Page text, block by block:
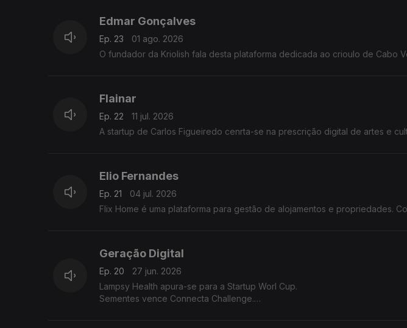
Edmar Gonçalves
Ep. 23
01 ago. 2026
O fundador da Kriolish fala desta plataforma dedicada ao crioulo de Cabo
Flainar
Ep. 22
11 jul. 2026
A startup de Carlos Figueiredo cenrta-se na prescrição digital de artes e
Elio Fernandes
Ep. 21
04 jul. 2026
Flix Home é uma plataforma para gestão de alojamentos e
Geração Digital
Ep. 20
27 jun. 2026
Lampsy Health apura-se para a Startup Worl Cup.
Sementes vence Connecta Challenge.